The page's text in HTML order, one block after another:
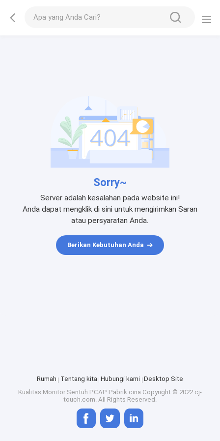
Sorry~
Server adalah kesalahan pada website ini!
Anda dapat mengklik di sini untuk mengirimkan Saran
atau persyaratan Anda.
Berikan Kebutuhan Anda
Rumah Tentang kita Hubungi kami Desktop Site
Kualitas Monitor Sentuh PCAP Pabrik cina.Copyright © 2022 cj-
touch.com. All Rights Reserved.